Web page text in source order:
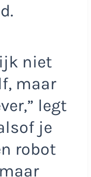
niet
maar
legt
je
robot